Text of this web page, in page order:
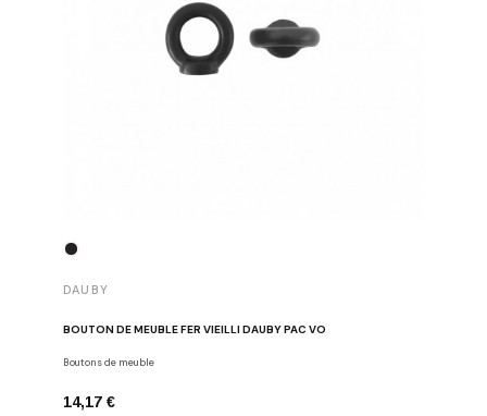
DAUBY
BOUTON DE MEUBLE FER VIEILLI DAUBY PAC VO
Boutons de meuble
14,17 €